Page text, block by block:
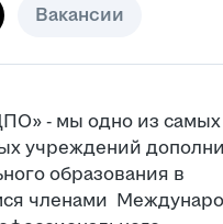
Вакансии
- мы одно из самых
учреждений
образования в
членами